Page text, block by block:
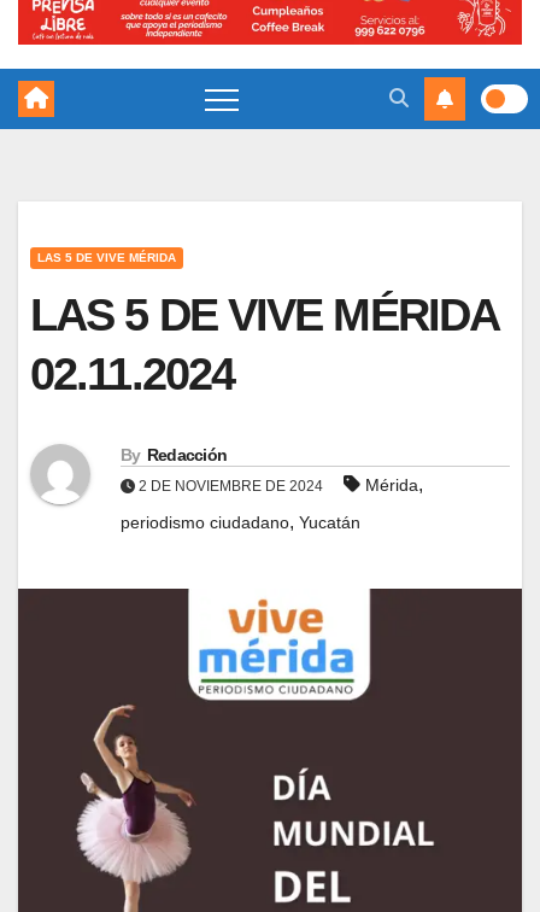
LAS 5 DE VIVE MÉRIDA
LAS 5 DE VIVE MÉRIDA
02.11.2024
By Redacción
2 DE NOVIEMBRE DE 2024 Mérida,
periodismo ciudadano, Yucatán